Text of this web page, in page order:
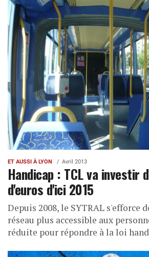
ET AUSSI À LYON Avril 2013
Handicap : TCL va investir
d'euros d'ici 2015
Depuis 2008, le SYTRAL s'efforce
réseau plus accessible aux
réduite pour répondre à la loi